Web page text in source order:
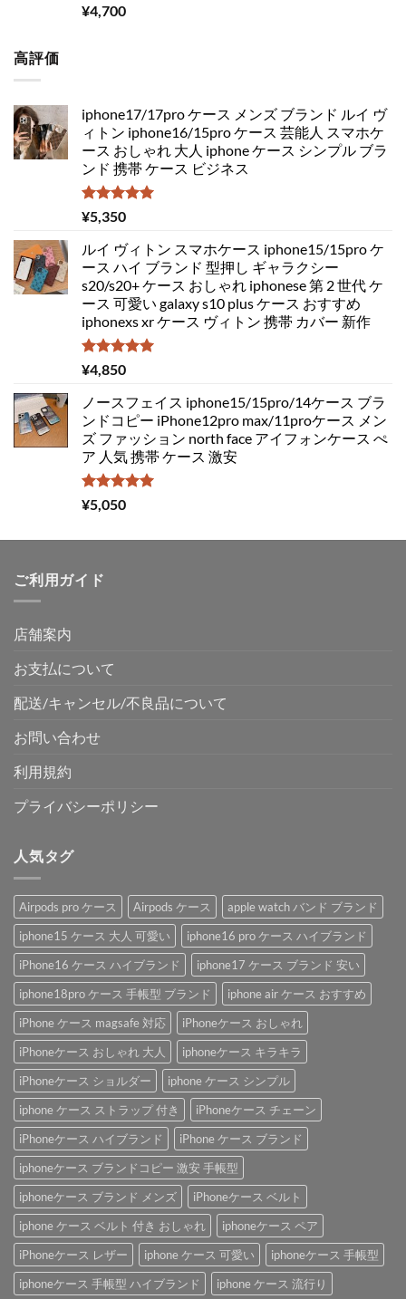
5段階中
5.00
¥4,700
高評価
iphone17/17pro ケース メンズ ブランド ルイ ヴ
ィトン iphone16/15pro ケース 芸能人 スマホケ
ース おしゃれ 大人 iphone ケース シンプル ブラ
ンド 携帯 ケース ビジネス
5段階中
5.00
¥5,350
ルイ ヴィトン スマホケース iphone15/15pro ケ
ース ハイ ブランド 型押し ギャラクシー
s20/s20+ ケース おしゃれ iphonese 第 2 世代 ケ
ース 可愛い galaxy s10 plus ケース おすすめ
iphonexs xr ケース ヴィトン 携帯 カバー 新作
5段階中
5.00
¥4,850
ノースフェイス iphone15/15pro/14ケース ブラ
ンドコピー iPhone12pro max/11proケース メン
ズ ファッション north face アイフォンケース ぺ
ア 人気 携帯 ケース 激安
5段階中
5.00
¥5,050
ご利用ガイド
店舗案内
お支払について
配送/キャンセル/不良品について
お問い合わせ
利用規約
プライバシーポリシー
人気タグ
Airpods pro ケース Airpods ケース
apple watch バンド ブランド
iphone15 ケース 大人 可愛い
iphone16 pro ケース ハイブランド
iPhone16 ケース ハイブランド
iphone17 ケース ブランド 安い
iphone18pro ケース 手帳型 ブランド
iphone air ケース おすすめ
iPhone ケース magsafe 対応
iPhoneケース おしゃれ
iPhoneケース おしゃれ 大人
iphoneケース キラキラ
iPhoneケース ショルダー
iphone ケース シンプル
iphone ケース ストラップ 付き
iPhoneケース チェーン
iPhoneケース ハイブランド
iPhone ケース ブランド
iphoneケース ブランドコピー 激安 手帳型
iphoneケース ブランド メンズ
iPhoneケース ベルト
iphone ケース ベルト 付き おしゃれ
iphoneケース ペア
iPhoneケース レザー
iphone ケース 可愛い
iphoneケース 手帳型
iphoneケース 手帳型 ハイブランド
iphone ケース 流行り